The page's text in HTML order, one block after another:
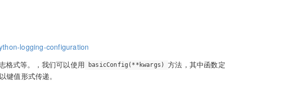
logging-configuration
格式等。，我们可以使用 basicConfig(**kwargs)
方法，其中函数定
键值形式传递。